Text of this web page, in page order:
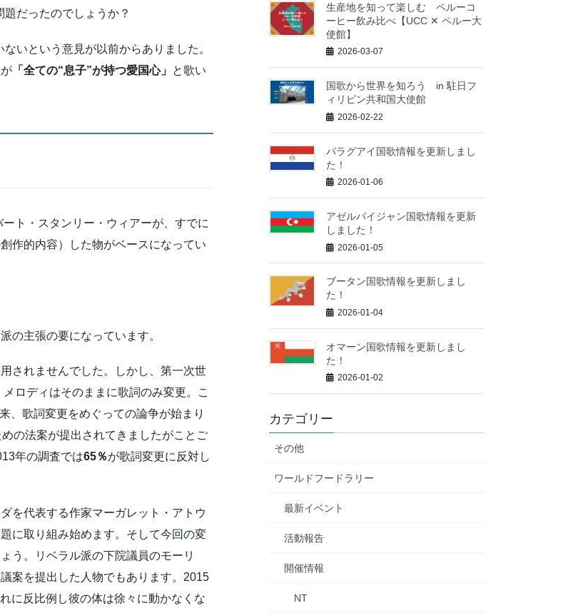
だったのでしょうか？
いという意見が以前からありました。
「全ての“息子”が持つ愛国心」 と歌い
ト・スタンリー・ウィアーが、すでに
作的内容）した物がベースになってい
の主張の要になっています。
されませんでした。しかし、第一次世
ロディはそのままに歌詞のみ変更。こ
、歌詞変更をめぐっての論争が始まり
の法案が提出されてきましたがことご
年の調査では65％が歌詞変更に反対し
を代表する作家マーガレット・アトウ
に取り組み始めます。そして今回の変
う。リベラル派の下院議員のモーリ
案を提出した人物でもあります。2015
に反比例し彼の体は徐々に動かなくな
生産地を知って楽しむ ペルーコ
ーヒー飲み比べ【UCC ✕ ペルー大
使館】
2026-03-07
国歌から世界を知ろう in 駐日フ
ィリピン共和国大使館
2026-02-22
パラグアイ国歌情報を更新しまし
た！
2026-01-06
アゼルバイジャン国歌情報を更新
しました！
2026-01-05
ブータン国歌情報を更新しまし
た！
2026-01-04
オマーン国歌情報を更新しまし
た！
2026-01-02
カテゴリー
その他
ワールドフードラリー
最新イベント
活動報告
開催情報
NT